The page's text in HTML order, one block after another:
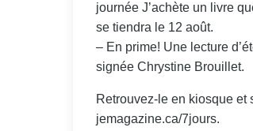
journée J’achète un livre
se tiendra le 12 août.
– En prime! Une lecture
signée Chrystine Brouillet.
Retrouvez-le en kiosque et
jemagazine.ca/7jours.